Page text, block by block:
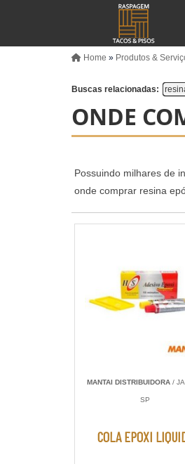
Home » Produtos &
Buscas relacionadas:
ONDE
Possuindo milhares de
onde comprar resina
MANTAI DISTRIBUIDORA /
SP
COLA EPOXI